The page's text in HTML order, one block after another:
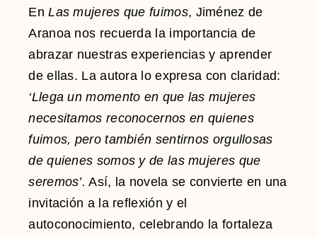
EnLas mujeres que fuimos, Jiménez de
Aranoa nos recuerda la importancia de
abrazar nuestras experiencias y aprender
de ellas. La autora lo expresa con claridad:
‘Llega un momento en que las mujeres
necesitamos reconocernos en quienes
fuimos, pero también sentirnos orgullosas
de quienes somos y de las mujeres que
seremos’. Así, la novela se convierte en una
invitación a la reflexión y el
autoconocimiento, celebrando la fortaleza